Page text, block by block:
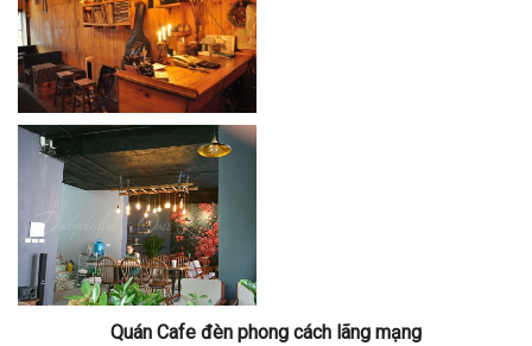
Quán Cafe đèn phong cách lãng mạng